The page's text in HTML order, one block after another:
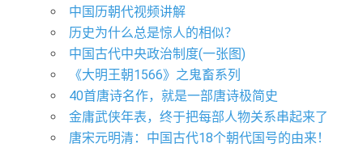
中国历朝代视频讲解
历史为什么总是惊人的相似？
中国古代中央政治制度(一张图)
《大明王朝1566》之鬼畜系列
40首唐诗名作，就是一部唐诗极简史
金庸武侠年表，终于把每部人物关系串起来了
唐宋元明清：中国古代18个朝代国号的由来！